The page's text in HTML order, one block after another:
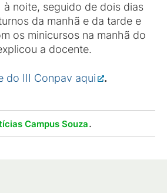
à noite, seguido de dois dias
da manhã e da tarde e
os minicursos na manhã do
a docente.
do III Conpav aqui .
Campus Souza.